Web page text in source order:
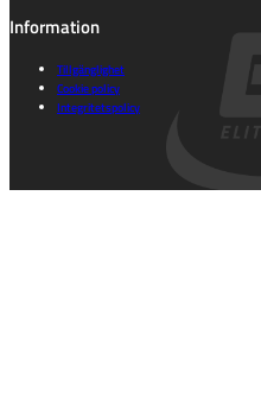
Information
Tillgänglighet
Cookie policy
Integritetspolicy